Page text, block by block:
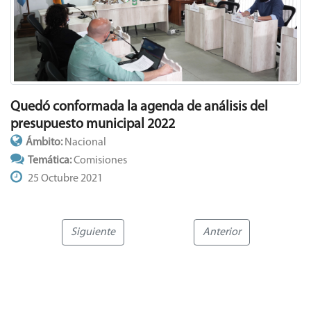
Quedó conformada la agenda de análisis del
presupuesto municipal 2022
Ámbito: Nacional
Temática:Comisiones
25 Octubre 2021
Siguiente Anterior